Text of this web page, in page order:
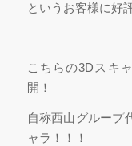
というお客様に好
こちらの3Dスキ
開！
自称西山グループ
ャラ！！！